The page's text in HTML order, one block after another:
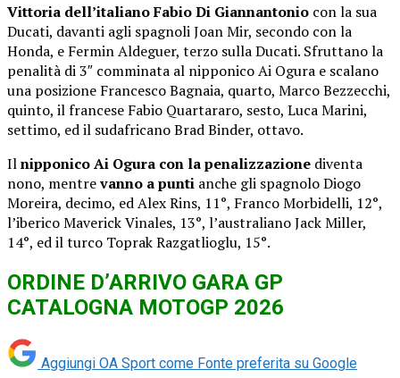
Vittoria dell’italiano Fabio Di Giannantonio con la sua
Ducati, davanti agli spagnoli Joan Mir, secondo con la
Honda, e Fermin Aldeguer, terzo sulla Ducati. Sfruttano la
penalità di 3″ comminata al nipponico Ai Ogura e scalano
una posizione Francesco Bagnaia, quarto, Marco Bezzecchi,
quinto, il francese Fabio Quartararo, sesto, Luca Marini,
settimo, ed il sudafricano Brad Binder, ottavo.
Ilnipponico Ai Ogura con la penalizzazione diventa
nono, mentrevanno a punti anche gli spagnolo Diogo
Moreira, decimo, ed Alex Rins, 11°, Franco Morbidelli, 12°,
l’iberico Maverick Vinales, 13°, l’australiano Jack Miller,
14°, ed il turco Toprak Razgatlioglu, 15°.
ORDINE D’ARRIVO GARA GP
CATALOGNA MOTOGP 2026
Aggiungi OA Sport come Fonte preferita su Google